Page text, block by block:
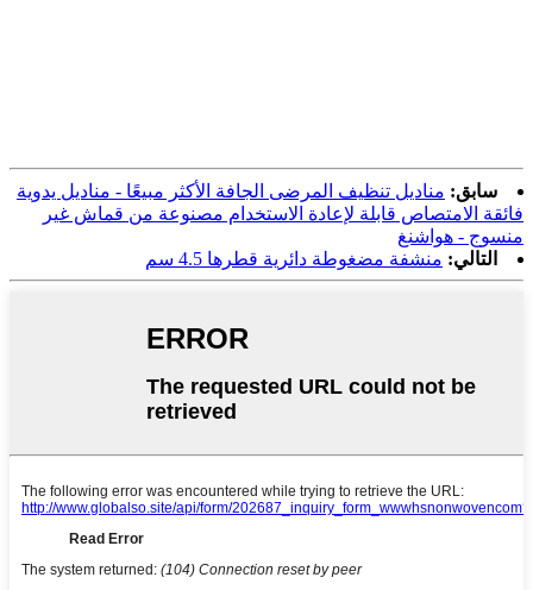
سابق: مناديل تنظيف المرضى الجافة الأكثر مبيعًا - مناديل يدوية
فائقة الامتصاص قابلة لإعادة الاستخدام مصنوعة من قماش غير
منسوج - هواشنغ
التالي: منشفة مضغوطة دائرية قطرها 4.5 سم